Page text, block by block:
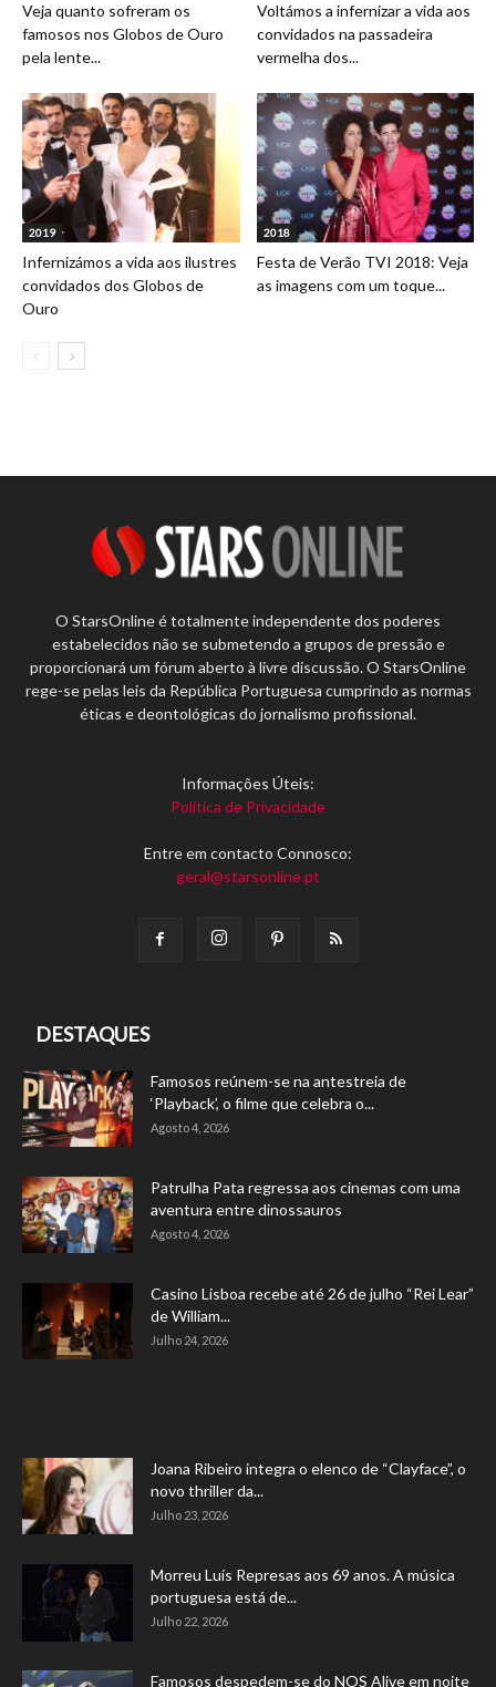
Veja quanto sofreram os
famosos nos Globos de Ouro
pela lente...
Voltámos a infernizar a vida aos
convidados na passadeira
vermelha dos...
2019
Infernizámos a vida aos ilustres
convidados dos Globos de
Ouro
2018
Festa de Verão TVI 2018: Veja
as imagens com um toque...
O StarsOnline é totalmente independente dos poderes
estabelecidos não se submetendo a grupos de pressão e
proporcionará um fórum aberto à livre discussão. O StarsOnline
rege-se pelas leis da República Portuguesa cumprindo as normas
éticas e deontológicas do jornalismo profissional.
Informações Úteis:
Política de Privacidade
Entre em contacto Connosco:
geral@starsonline.pt
DESTAQUES
Famosos reúnem-se na antestreia de
‘Playback’, o filme que celebra o...
Agosto 4, 2026
Patrulha Pata regressa aos cinemas com uma
aventura entre dinossauros
Agosto 4, 2026
Casino Lisboa recebe até 26 de julho “Rei Lear”
de William...
Julho 24, 2026
Joana Ribeiro integra o elenco de “Clayface”, o
novo thriller da...
Julho 23, 2026
Morreu Luís Represas aos 69 anos. A música
portuguesa está de...
Julho 22, 2026
Famosos despedem-se do NOS Alive em noite